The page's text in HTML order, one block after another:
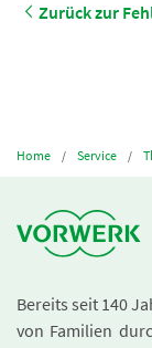
Zurück zur
Home Service
Bereits seit 140
von Familien